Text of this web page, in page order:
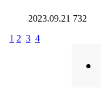
2023.09.21 732
1 2 3 4